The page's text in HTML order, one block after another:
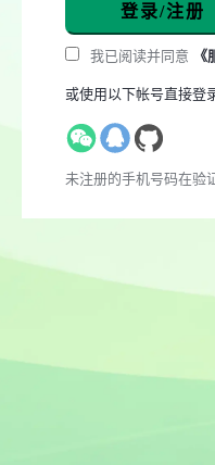
登录/注册
我已阅读并同意
或使用以下帐号直接登
未注册的手机号码在验